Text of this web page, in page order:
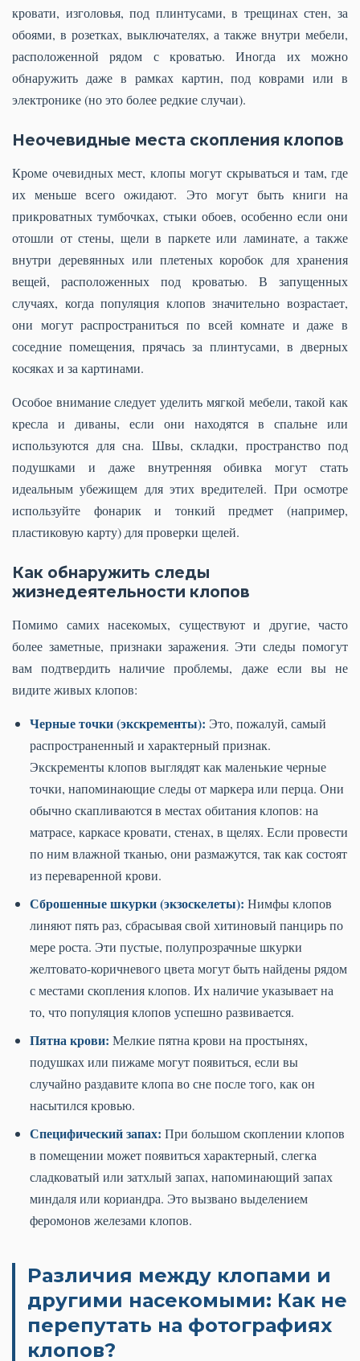
кровати, изголовья, под плинтусами, в трещинах стен, за
обоями, в розетках, выключателях, а также внутри мебели,
расположенной рядом с кроватью. Иногда их можно
обнаружить даже в рамках картин, под коврами или в
электронике (но это более редкие случаи).
Неочевидные места скопления клопов
Кроме очевидных мест, клопы могут скрываться и там, где
их меньше всего ожидают. Это могут быть книги на
прикроватных тумбочках, стыки обоев, особенно если они
отошли от стены, щели в паркете или ламинате, а также
внутри деревянных или плетеных коробок для хранения
вещей, расположенных под кроватью. В запущенных
случаях, когда популяция клопов значительно возрастает,
они могут распространиться по всей комнате и даже в
соседние помещения, прячась за плинтусами, в дверных
косяках и за картинами.
Особое внимание следует уделить мягкой мебели, такой как
кресла и диваны, если они находятся в спальне или
используются для сна. Швы, складки, пространство под
подушками и даже внутренняя обивка могут стать
идеальным убежищем для этих вредителей. При осмотре
используйте фонарик и тонкий предмет (например,
пластиковую карту) для проверки щелей.
Как обнаружить следы
жизнедеятельности клопов
Помимо самих насекомых, существуют и другие, часто
более заметные, признаки заражения. Эти следы помогут
вам подтвердить наличие проблемы, даже если вы не
видите живых клопов:
Черные точки (экскременты): Это, пожалуй, самый
распространенный и характерный признак.
Экскременты клопов выглядят как маленькие черные
точки, напоминающие следы от маркера или перца. Они
обычно скапливаются в местах обитания клопов: на
матрасе, каркасе кровати, стенах, в щелях. Если провести
по ним влажной тканью, они размажутся, так как состоят
из переваренной крови.
Сброшенные шкурки (экзоскелеты): Нимфы клопов
линяют пять раз, сбрасывая свой хитиновый панцирь по
мере роста. Эти пустые, полупрозрачные шкурки
желтовато-коричневого цвета могут быть найдены рядом
с местами скопления клопов. Их наличие указывает на
то, что популяция клопов успешно развивается.
Пятна крови: Мелкие пятна крови на простынях,
подушках или пижаме могут появиться, если вы
случайно раздавите клопа во сне после того, как он
насытился кровью.
Специфический запах: При большом скоплении клопов
в помещении может появиться характерный, слегка
сладковатый или затхлый запах, напоминающий запах
миндаля или кориандра. Это вызвано выделением
феромонов железами клопов.
Различия между клопами и
другими насекомыми: Как не
перепутать на фотографиях
клопов?